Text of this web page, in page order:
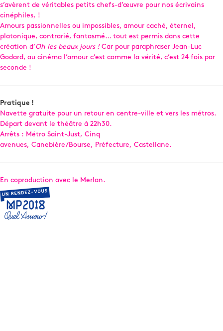
s’avèrent de véritables petits chefs-d’œuvre pour nos écrivains
cinéphiles, !
Amours passionnelles ou impossibles, amour caché, éternel,
platonique, contrarié, fantasmé… tout est permis dans cette
création d’Oh les beaux jours ! Car pour paraphraser Jean-Luc
Godard, au cinéma l’amour c’est comme la vérité, c’est 24 fois par
seconde !
Pratique !
Navette gratuite pour un retour en centre-ville et vers les métros.
Départ devant le théâtre à 22h30.
Arrêts : Métro Saint-Just, Cinq
avenues, Canebière/Bourse, Préfecture, Castellane.
En coproduction avec le Merlan.